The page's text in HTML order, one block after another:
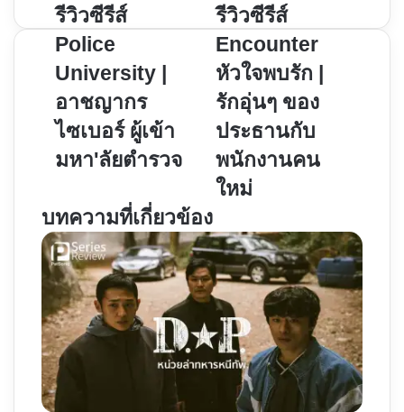
รีวิว
ซี
รีส์
Police
University
|
อาชญากร
ไซเบอร์
เข้า
มหา'ลัย
ตำรวจ
รีวิวซีรีส์
Police
University |
อาชญากร
ไซเบอร์ ผู้เข้า
มหา'ลัยตำรวจ
รีวิว
ซี
รีส์
Encounter
หัวใจ
พบ
|
รัก
ของ
ประธาน
กับ
พนักงาน
คน
ใหม่
รีวิวซีรีส์
Encounter
หัวใจพบรัก |
รักอุ่นๆ ของ
ประธานกับ
พนักงานคน
ใหม่
บทความที่เกี่ยวข้อง